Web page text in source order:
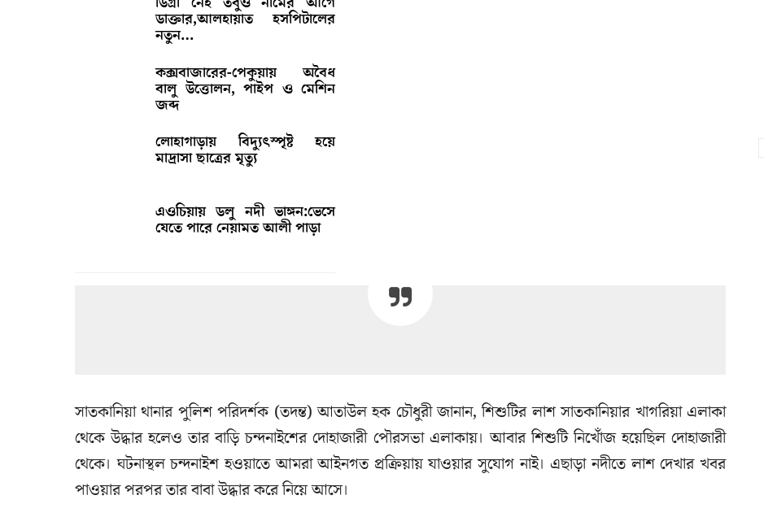
ডাক্তার,আলহায়াত হসপিটালের
নতুন…
কক্সবাজারের-পেকুয়ায় অবৈধ
বালু উত্তোলন, পাইপ ও মেশিন
জব্দ
লোহাগাড়ায় বিদ্যুৎস্পৃষ্ট হয়ে
মাদ্রাসা ছাত্রের মৃত্যু
এওচিয়ায় ডলু নদী ভাঙ্গন:ভেসে
যেতে পারে নেয়ামত আলী পাড়া
সাতকানিয়া থানার পুলিশ পরিদর্শক (তদন্ত) আতাউল হক চৌধুরী জানান, শিশুটির লাশ সাতকানিয়ার খাগরিয়া এলাকা
থেকে উদ্ধার হলেও তার বাড়ি চন্দনাইশের দোহাজারী পৌরসভা এলাকায়। আবার শিশুটি নিখোঁজ হয়েছিল দোহাজারী
থেকে। ঘটনাস্থল চন্দনাইশ হওয়াতে আমরা আইনগত প্রক্রিয়ায় যাওয়ার সুযোগ নাই। এছাড়া নদীতে লাশ দেখার খবর
পাওয়ার পরপর তার বাবা উদ্ধার করে নিয়ে আসে।